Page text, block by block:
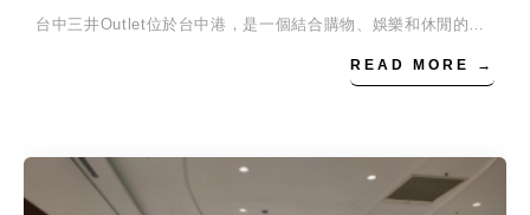
台中三井Outlet位於台中港，是一個結合購物、娛樂和休閒的…
READ MORE →